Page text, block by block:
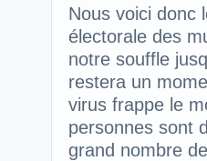
Nous voici donc
électorale des
notre souffle
restera un
virus frappe le
personnes sont
grand nombre